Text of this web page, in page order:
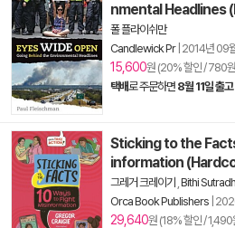
nmental Headlines
폴 플라이쉬만
Candlewick Pr| 2014년 09
15,600원 (20% 할인 / 780
택배로 주문하면 8월 11일 출고
Sticking to the
information
그레거 크레이기 Bithi
Orca Book Publishers
29,640원 (18% 할인 / 1,490